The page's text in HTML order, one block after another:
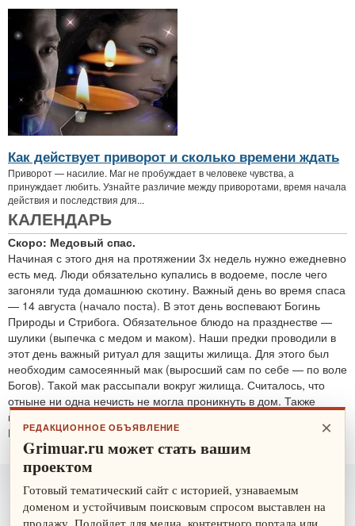
Как действует приворот и сколько времени ждать
Приворот — насилие. Маг не пробуждает в человеке чувства, а
принуждает любить. Узнайте различие между приворотами, время начала
действия и последствия для...
КАЛЕНДАРЬ
Скоро: Медовый спас.
Начиная с этого дня на протяжении 3х недель нужно ежедневно
есть мед. Люди обязательно купались в водоеме, после чего
загоняли туда домашнюю скотину. Важный день во время спаса
— 14 августа (начало поста). В этот день воспевают Богинь
Природы и Стрибога. Обязательное блюдо на празднестве —
шулики (выпечка с медом и маком). Наши предки проводили в
этот день важный ритуал для защиты жилища. Для этого был
необходим самосеянный мак (выросший сам по себе — по воле
Богов). Такой мак рассыпали вокруг жилища. Считалось, что
отныне ни одна нечисть не могла проникнуть в дом. Также
проводятся обряды для защиты от злобных духов.
По теме:защитные ритуалы ×
РЕДАКЦИОННОЕ ОБЪЯВЛЕНИЕ
Grimuar.ru может стать вашим
проектом
Готовый тематический сайт с историей, узнаваемым
доменом и устойчивым поисковым спросом выставлен на
продажу. Подойдет для медиа, контентного портала или